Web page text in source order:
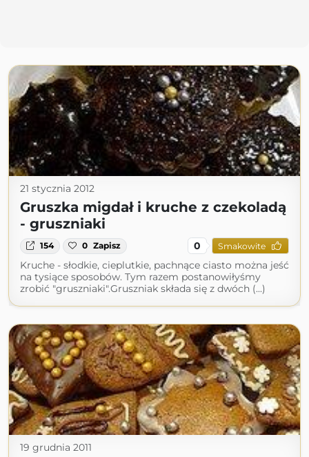
21 stycznia 2012
Gruszka migdał i kruche z czekoladą
- gruszniaki
154 0 Zapisz 0 Smakowite
Kruche - słodkie, cieplutkie, pachnące ciasto można jeść
na tysiące sposobów. Tym razem postanowiłyśmy
zrobić "gruszniaki".Gruszniak składa się z dwóch (...)
19 grudnia 2011